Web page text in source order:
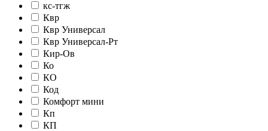
кc-тгж
Квр
Квр Универсал
Квр Универсал-Рт
Кир-Ов
Ко
КО
Код
Комфорт мини
Кп
КП